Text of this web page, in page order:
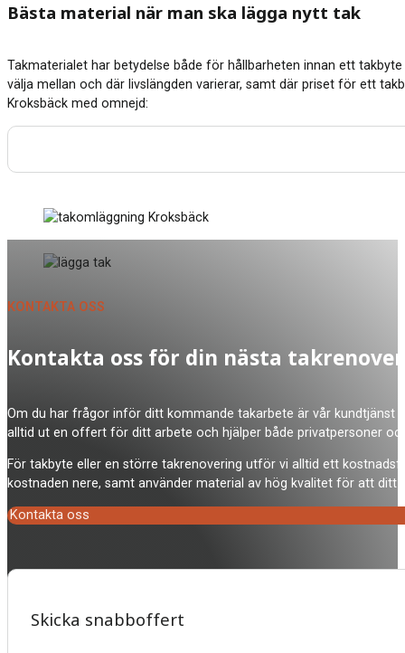
Bästa material när man ska lägga nytt tak
Takmaterialet har betydelse både för hållbarheten innan ett
välja mellan och där livslängden varierar, samt där priset för ett
Kroksbäck med omnejd:
Kontakta oss för din nästa
Om du har frågor inför ditt kommande takarbete är vår
alltid ut en offert för ditt arbete och hjälper både privatpersoner
För takbyte eller en större takrenovering utför vi alltid ett
kostnaden nere, samt använder material av hög kvalitet för att ditt
KONTAKTA OSS
Kontakta oss
Skicka snabboffert